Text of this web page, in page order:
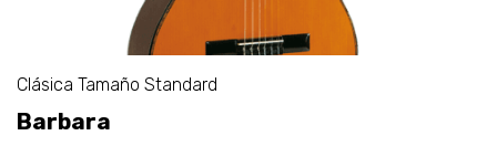
Clásica Tamaño Standard
Barbara